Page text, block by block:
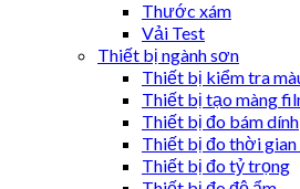
Thước xám
Vải Test
Thiết bị ngành sơn
Thiết bị kiểm tra
Thiết bị tạo màng
Thiết bị đo bám dính
Thiết bị đo thời gian
Thiết bị đo tỷ trọng